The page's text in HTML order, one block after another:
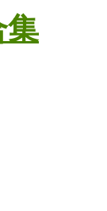
集